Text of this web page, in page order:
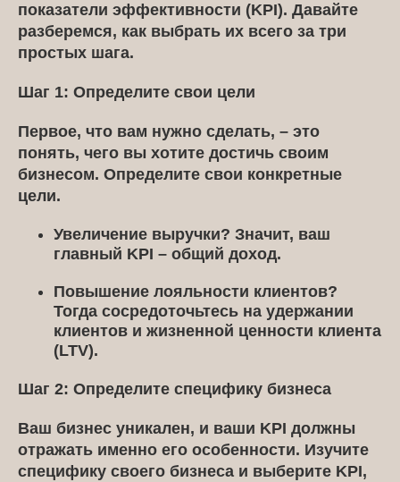
показатели эффективности (KPI). Давайте
разберемся, как выбрать их всего за три
простых шага.
Шаг 1: Определите свои цели
Первое, что вам нужно сделать, – это
понять, чего вы хотите достичь своим
бизнесом. Определите свои конкретные
цели.
Увеличение выручки? Значит, ваш
главный KPI – общий доход.
Повышение лояльности клиентов?
Тогда сосредоточьтесь на удержании
клиентов и жизненной ценности клиента
(LTV).
Шаг 2: Определите специфику бизнеса
Ваш бизнес уникален, и ваши KPI должны
отражать именно его особенности. Изучите
специфику своего бизнеса и выберите KPI,